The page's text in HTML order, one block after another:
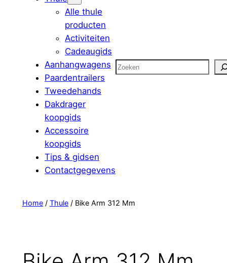
Alle thule
producten
Activiteiten
Cadeaugids
Aanhangwagens
Paardentrailers
Tweedehands
Dakdrager
koopgids
Accessoire
koopgids
Tips & gidsen
Contactgegevens
Zoeken
Home/ Thule/ Bike Arm 312 Mm